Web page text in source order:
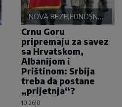
NOVA BEZBJEDNOSNA
OSOVINA
Crnu Goru
pripremaju za savez
sa Hrvatskom,
Albanijom i
Prištinom: Srbija
treba da postane
„prijetnja“?
10:26 0